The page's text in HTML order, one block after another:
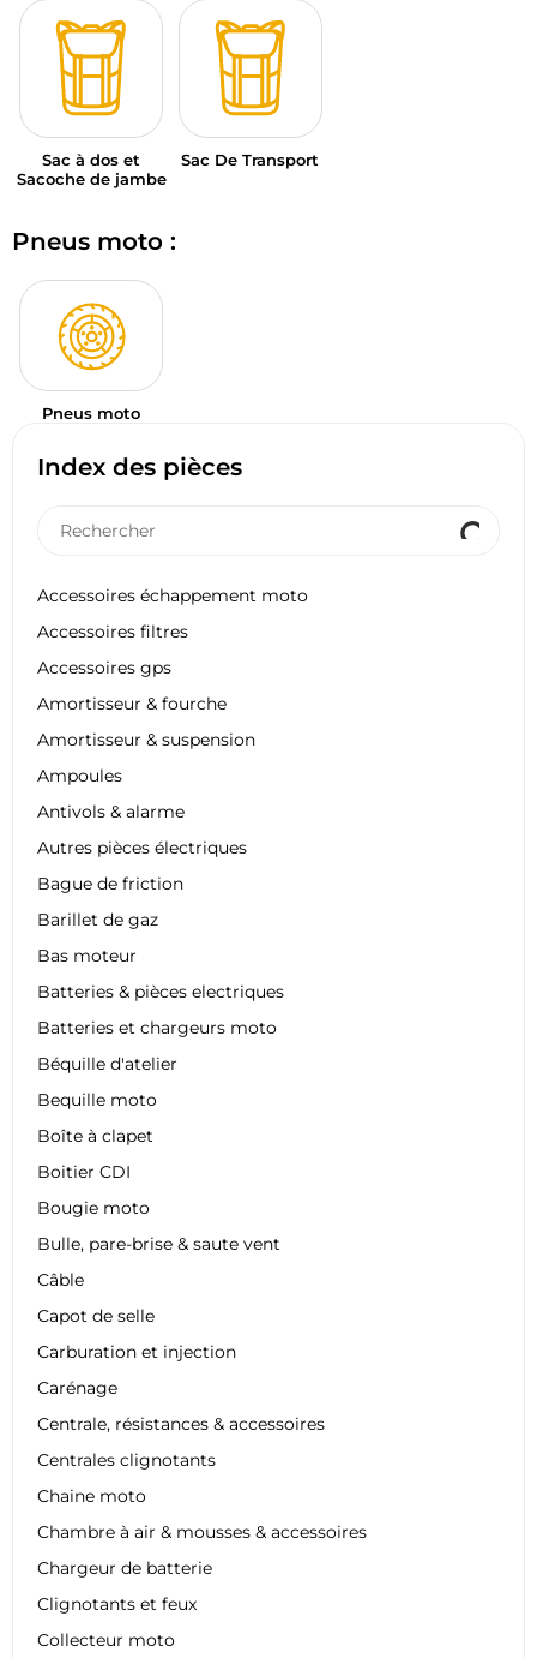
Index des pièces
Accessoires échappement moto
Accessoires filtres
Accessoires gps
Amortisseur & fourche
Amortisseur & suspension
Ampoules
Antivols & alarme
Autres pièces électriques
Bague de friction
Barillet de gaz
Bas moteur
Batteries & pièces electriques
Batteries et chargeurs moto
Béquille d'atelier
Bequille moto
Boîte à clapet
Boitier CDI
Bougie moto
Bulle, pare-brise & saute vent
Câble
Capot de selle
Carburation et injection
Carénage
Centrale, résistances & accessoires
Centrales clignotants
Chaine moto
Chambre à air & mousses & accessoires
Chargeur de batterie
Clignotants et feux
Collecteur moto
Sac à dos et
Sacoche de jambe
Sac De Transport
Pneus moto :
Pneus moto